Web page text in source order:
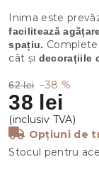
62 lei –38 %
38 lei
Opțiuni de
Stocul pentru
Inima este
facilitează
spațiu.
cât și decorațiile